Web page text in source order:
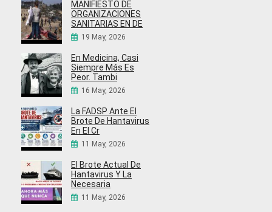
MANIFIESTO DE
ORGANIZACIONES
SANITARIAS EN DE
19 May, 2026
En Medicina, Casi
Siempre Más Es
Peor. Tambi
16 May, 2026
La FADSP Ante El
Brote De Hantavirus
En El Cr
11 May, 2026
El Brote Actual De
Hantavirus Y La
Necesaria
11 May, 2026